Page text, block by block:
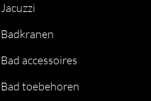
Jacuzzi
Badkranen
Bad accessoires
Bad toebehoren